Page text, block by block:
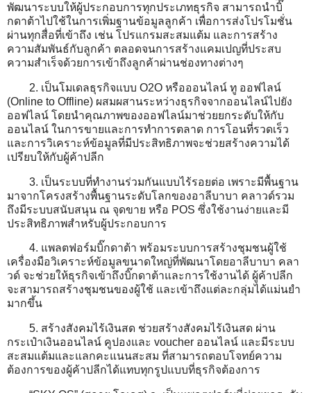
พัฒนาระบบให้ผู้ประกอบการทุกประเภทธุรกิจ สามารถนำบิ๊
กดาต้าไปใช้ในการเพิ่มฐานข้อมูลลูกค้า เพื่อการส่งโปรโมชั่น
ผ่านทุกสื่อที่เข้าถึง เช่น โปรแกรมสะสมแต้ม และการสร้าง
ความสัมพันธ์กับลูกค้า ตลอดจนการสร้างแคมเปญที่ประสบ
ความสำเร็จด้วยการเข้าถึงลูกค้าผ่านช่องทางต่างๆ
2. เป็นโมเดลธุรกิจแบบ O2O หรือออนไลน์ ทู ออฟไลน์
(Online to Offline) ผสมผสานระหว่างธุรกิจจากออนไลน์ไปยัง
ออฟไลน์ โดยนำคุณภาพของออฟไลน์มาช่วยยกระดับให้กับ
ออนไลน์ ในการขายและการทำการตลาด การโอนที่รวดเร็ว
และการวิเคราะห์ข้อมูลที่มีประสิทธิภาพจะช่วยสร้างความได้
เปรียบให้กับผู้ค้าปลีก
3. เป็นระบบที่ทำงานร่วมกันแบบไร้รอยต่อ เพราะมีพื้นฐาน
มาจากโครงสร้างพื้นฐานระดับโลกของอาลีบาบา คลาวด์รวม
ถึงมีระบบสนับสนุน ณ จุดขาย หรือ POS ซึ่งใช้งานง่ายและมี
ประสิทธิภาพสำหรับผู้ประกอบการ
4. แพลตฟอร์มบิ๊กดาต้า พร้อมระบบการสร้างชุมชนผู้ใช้
เครื่องมือวิเคราะห์ข้อมูลขนาดใหญ่ที่พัฒนาโดยอาลีบาบา คลา
วด์ จะช่วยให้ธุรกิจเข้าถึงบิ๊กดาต้าและการใช้งานได้ ผู้ค้าปลีก
จะสามารถสร้างชุมชนของผู้ใช้ และเข้าถึงแต่ละกลุ่มได้แม่นยำ
มากขึ้น
5. สร้างสังคมไร้เงินสด ช่วยสร้างสังคมไร้เงินสด ผ่าน
กระเป๋าเงินออนไลน์ คูปองและ voucher ออนไลน์ และมีระบบ
สะสมแต้มและแลกคะแนนสะสม ที่สามารถตอบโจทย์ความ
ต้องการของผู้ค้าปลีกได้แทบทุกรูปแบบที่ธุรกิจต้องการ